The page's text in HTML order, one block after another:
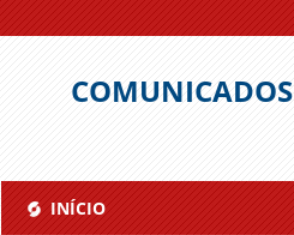
COMUNICADOS
INÍCIO